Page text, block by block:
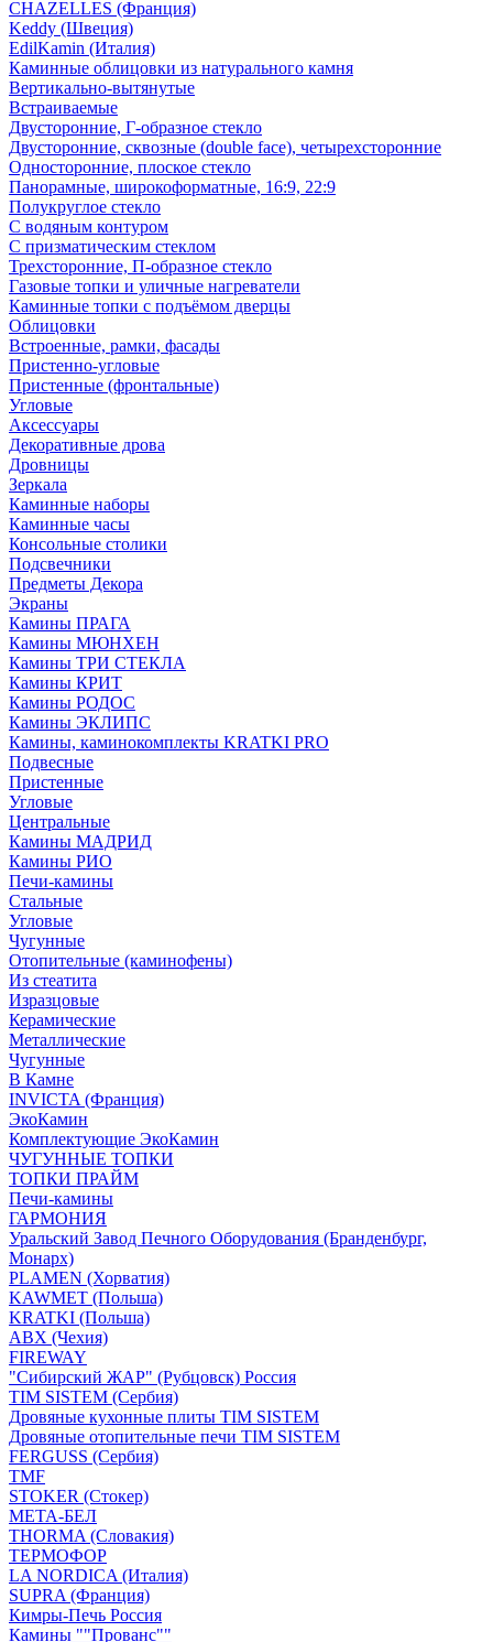
CHAZELLES (Франция)
Keddy (Швеция)
EdilKamin (Италия)
Каминные облицовки из натурального камня
Вертикально-вытянутые
Встраиваемые
Двусторонние, Г-образное стекло
Двусторонние, сквозные (double face), четырехсторонние
Односторонние, плоское стекло
Панорамные, широкоформатные, 16:9, 22:9
Полукруглое стекло
С водяным контуром
С призматическим стеклом
Трехсторонние, П-образное стекло
Газовые топки и уличные нагреватели
Каминные топки с подъёмом дверцы
Облицовки
Встроенные, рамки, фасады
Пристенно-угловые
Пристенные (фронтальные)
Угловые
Аксессуары
Декоративные дрова
Дровницы
Зеркала
Каминные наборы
Каминные часы
Консольные столики
Подсвечники
Предметы Декора
Экраны
Камины ПРАГА
Камины МЮНХЕН
Камины ТРИ СТЕКЛА
Камины КРИТ
Камины РОДОС
Камины ЭКЛИПС
Камины, каминокомплекты KRATKI PRO
Подвесные
Пристенные
Угловые
Центральные
Камины МАДРИД
Камины РИО
Печи-камины
Стальные
Угловые
Чугунные
Отопительные (каминофены)
Из стеатита
Изразцовые
Керамические
Металлические
Чугунные
В Камне
INVICTA (Франция)
ЭкоКамин
Комплектующие ЭкоКамин
ЧУГУННЫЕ ТОПКИ
ТОПКИ ПРАЙМ
Печи-камины
ГАРМОНИЯ
Уральский Завод Печного Оборудования (Бранденбург,
Монарх)
PLAMEN (Хорватия)
KAWMET (Польша)
KRATKI (Польша)
ABX (Чехия)
FIREWAY
"Сибирский ЖАР" (Рубцовск) Россия
TIM SISTEM (Сербия)
Дровяные кухонные плиты TIM SISTEM
Дровяные отопительные печи TIM SISTEM
FERGUSS (Сербия)
TMF
STOKER (Стокер)
МЕТА-БЕЛ
THORMA (Словакия)
ТЕРМОФОР
LA NORDICA (Италия)
SUPRA (Франция)
Кимры-Печь Россия
Камины ""Прованс""